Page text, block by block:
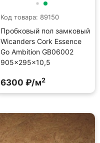
Код товара: 89150
Пробковый пол замковый
Wicanders Cork Essence
Go Ambition GB06002
905×295×10,5
6300 ₽/м2